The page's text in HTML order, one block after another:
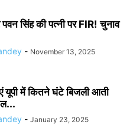
पवन सिंह की पत्नी पर FIR! चुनाव
- November 13, 2025
यूपी में कितने घंटे बिजली आती
- January 23, 2025